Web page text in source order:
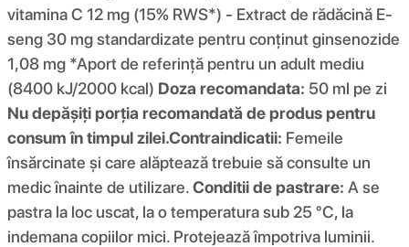
vitamina C 12 mg (15% RWS*) - Extract de rădăcină E-
seng 30 mg standardizate pentru conținut ginsenozide
1,08 mg *Aport de referință pentru un adult mediu
(8400 kJ/2000 kcal) Doza recomandata: 50 ml pe zi
Nu depășiți porția recomandată de produs pentru
consum în timpul zilei.Contraindicatii: Femeile
însărcinate și care alăptează trebuie să consulte un
medic înainte de utilizare.Conditii de pastrare: A se
pastra la loc uscat, la o temperatura sub 25 °C, la
indemana copiilor mici. Protejează împotriva luminii.